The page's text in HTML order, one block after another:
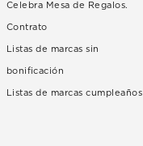
Celebra Mesa de Regalos.
Contrato
Listas de marcas sin
bonificación
Listas de marcas cumpleaños